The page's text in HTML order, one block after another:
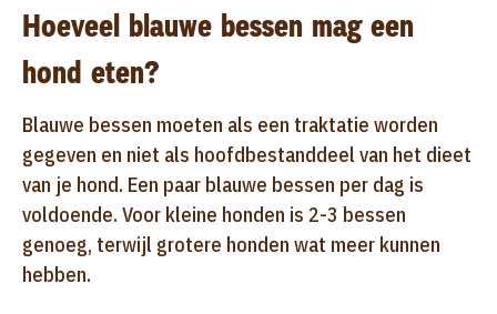
Hoeveel blauwe bessen mag een
hond eten?
Blauwe bessen moeten als een traktatie worden
gegeven en niet als hoofdbestanddeel van het dieet
van je hond. Een paar blauwe bessen per dag is
voldoende. Voor kleine honden is 2-3 bessen
genoeg, terwijl grotere honden wat meer kunnen
hebben.